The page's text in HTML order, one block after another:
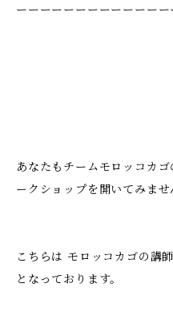
ーーーーーーーーーーーー
あなたもチームモロッコカ
ークショップを開いてみませ
こちらは モロッコカゴの講
となっております。